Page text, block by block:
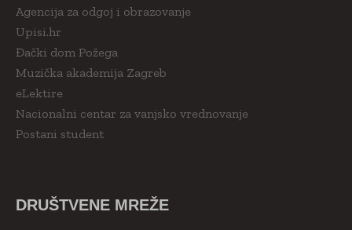
Agencija za odgoj i obrazovanje
Upisi.hr
Đački dom Požega
Muzička akademija Zagreb
eLektire
Nacionalni centar za vanjsko vrednovanje
Postani student
DRUŠTVENE MREŽE